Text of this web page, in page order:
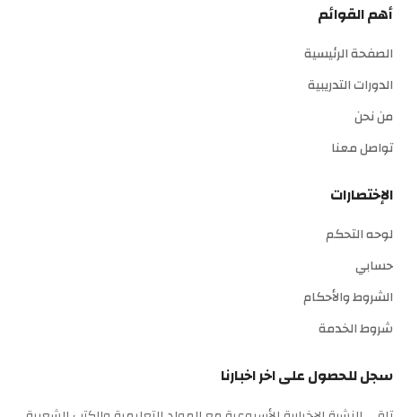
أهم القوائم
الصفحة الرئيسية
الدورات التدريبية
من نحن
تواصل معنا
الإختصارات
لوحه التحكم
حسابي
الشروط والأحكام
شروط الخدمة
سجل للحصول على اخر اخبارنا